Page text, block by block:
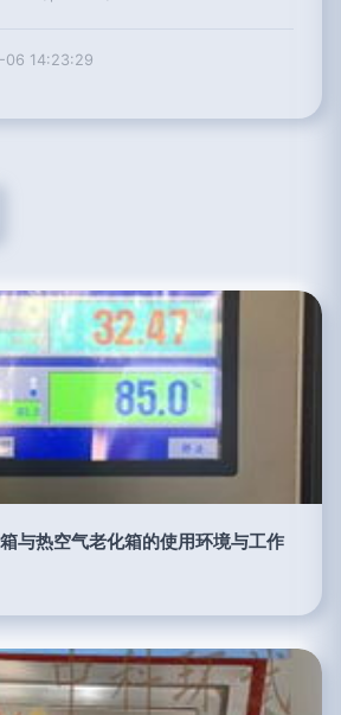
06 14:23:29
与热空气老化箱的使用环境与工作